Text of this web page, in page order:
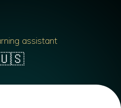
assistant